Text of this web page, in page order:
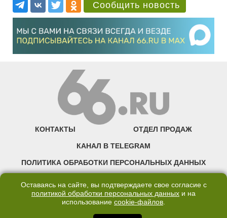
Сообщить новость
КОНТАКТЫ ОТДЕЛ ПРОДАЖ
КАНАЛ В TELEGRAM
ПОЛИТИКА ОБРАБОТКИ ПЕРСОНАЛЬНЫХ ДАННЫХ
©2007—2025 66.RU. Воспроизведение, сообщение, доведение до всеобщего
Оставаясь на сайте, вы подтверждаете свое согласие с
политикой обработки персональных данных и на
использование cookie-файлов.